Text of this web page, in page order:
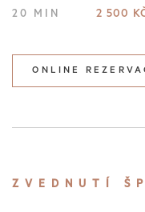
20 MIN 2 500
ONLINE
ZVEDNUTÍ